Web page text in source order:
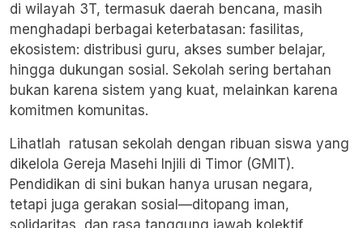
di wilayah 3T, termasuk daerah bencana, masih
menghadapi berbagai keterbatasan: fasilitas,
ekosistem: distribusi guru, akses sumber belajar,
hingga dukungan sosial. Sekolah sering bertahan
bukan karena sistem yang kuat, melainkan karena
komitmen komunitas.
Lihatlah ratusan sekolah dengan ribuan siswa yang
dikelola Gereja Masehi Injili di Timor (GMIT).
Pendidikan di sini bukan hanya urusan negara,
tetapi juga gerakan sosial—ditopang iman,